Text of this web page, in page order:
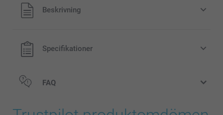
Alla priser är i svenska kronor (SEK), inklusive moms och
exklusive porto.
Beskrivning
Specifikationer
FAQ